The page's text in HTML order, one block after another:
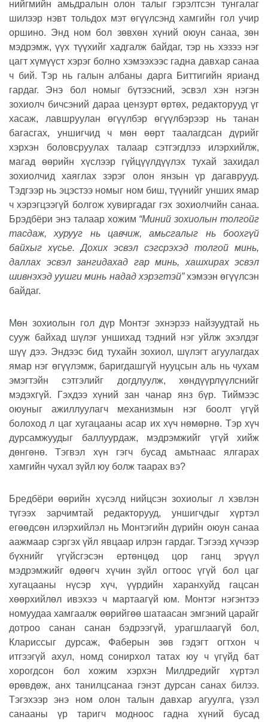
нийгмийн амьдралын олон талыг гэрэлтсэн тунгалаг
шилээр нэвт тольдох мэт өгүүлсэнд хамгийн гол учир
оршино. Энд ном бол зөвхөн хүний оюун санаа, зөн
мэдрэмж, үүх түүхийг хадгалж байдаг, тэр нь хэзээ нэг
цагт хүмүүст хэрэг болно хэмээхээс гадна давхар санаа
ч бий. Тэр нь галын албаны дарга Биттигийн ярианд
гардаг. Энэ бол номыг бүтээсний, эсвэл хэн нэгэн
зохиолч бичсэний дараа цензурт өртөх, редакторууд үг
хасаж, лавшруулан өгүүлбэр өгүүлбэрээр нь танан
багасгах, уншигчид ч мөн өөрт таалагдсан дүрийг
хэрхэн боловсруулах талаар сэтгэгдлээ илэрхийлж,
магад өөрийн хүслээр гүйцүүлдүүлэх тухай захидал
зохиолчид хаяглах зэрэг олон янзын үр дагаврууд.
Тэдгээр нь эцэстээ номыг ном биш, түүнийг унших ямар
ч хэрэгцээгүй болгож хувиргадаг гэх зохиолчийн санаа.
Брэдбёри энэ талаар хожим “Миний зохиолын толгойг
тасдаж, хурууг нь цавчиж, амьсгалыг нь боохгүй
байхыг хүсье. Дохих эсвэл сэгсрэхэд толгой минь,
даллах эсвэл зангидахад гар минь, хашхирах эсвэл
шивнэхэд уушги минь надад хэрэгтэй”хэмээн өгүүлсэн
байдаг.
Мөн зохиолын гол дүр Монтэг эхнэрээ найзуудтай нь
сууж байхад шүлэг уншихад тэдний нэг уйлж эхэлдэг
шүү дээ. Эндээс бид тухайн зохиол, шүлэгт агуулагдах
ямар нэг өгүүлэмж, баригдашгүй нууцсын аль нь чухам
эмэгтэйн сэтгэлийг догдлуулж, хөндүүрлүүлснийг
мэдэхгүй. Гэхдээ хүний зан чанар янз бүр. Тиймээс
оюуныг ажиллуулагч механизмын нэг боолт үгүй
болоход л цаг хугацааны асар их хүч нөмөрнө. Тэр хүч
дурсамжуудыг баллуурдаж, мэдрэмжийг үгүй хийж
дөнгөнө. Тэгвэл хүн гэгч бусад амьтнаас ялгарах
хамгийн чухал зүйл юу болж таарах вэ?
Бредбёри өөрийн хүсэлд нийцсэн зохиолыг л хэвлэн
түгээх зарчимтай редакторууд, уншигчдыг хүртэл
егөөдсөн илэрхийлэл нь Монтэгийн дүрийн оюун санаа
аажмаар сэргэх үйл явцаар илрэн гардаг. Тэгээд хүчээр
бүхнийг үгүйсгэсэн ертөнцөд цор ганц эрүүл
мэдрэмжийг өдөөгч хүчин зүйл огтоос үгүй бол цаг
хугацааны нүсэр хүч, үүрдийн харанхуйд гацсан
хөөрхийлөл ивэхээ ч мартаагүй юм. Монтэг нэгэнтээ
номуудаа хамгаалж өөрийгөө шатаасан эмгэний царайг
дотроо санан санан бэдрээгүй, урагшлаагүй бол,
Клариссыг дурсаж, Фаберын зөв гэдэгт огтхон ч
итгээгүй ахул, номд сонирхол татах юу ч үгүйд бат
хорогдсон бол хожим хэрхэн Милдредийг хүртэл
өрөвдөж, анх танилцсанаа гэнэт дурсан санах билээ.
Тэгэхээр энэ ном олон талын давхар агуулга, үзэл
санааны үр таригч модноос гадна хүний бусад